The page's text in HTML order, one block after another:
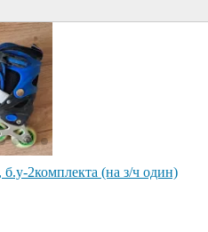
2комплекта (на з/ч один)